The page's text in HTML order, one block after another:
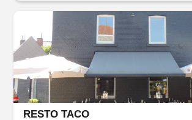
RESTO TACO